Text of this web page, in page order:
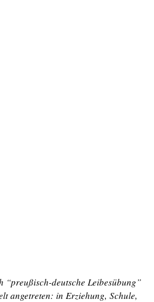
deutsche Leibesübung”
angetreten: in Erziehung, Schule,